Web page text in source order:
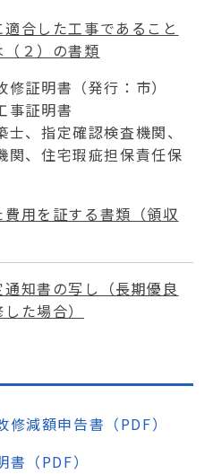
合した工事であること
２）の書類
証明書（発行：市）
事証明書
指定確認検査機関、
関、住宅瑕疵担保責任保
用を証する書類（領収
知書の写し（長期優良
た場合）
減額申告書（PDF）
（PDF）